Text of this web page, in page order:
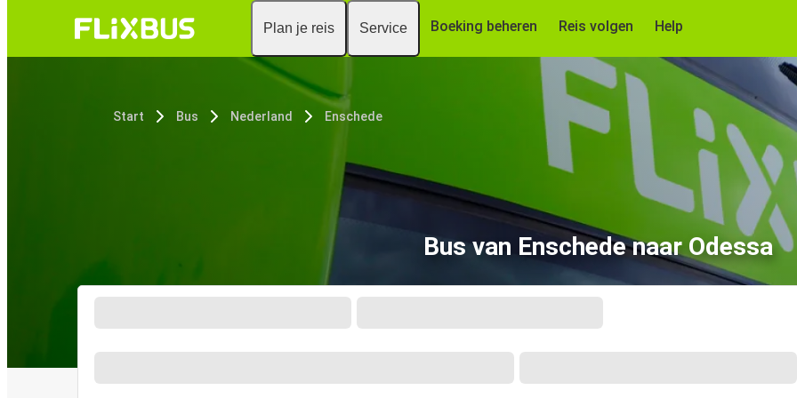
Plan je reis Service Boeking beheren Reis volgen Help
Start Bus Nederland Enschede
Bus van Enschede naar Odessa